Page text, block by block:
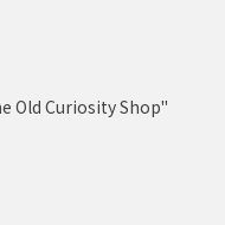
Old Curiosity Shop"